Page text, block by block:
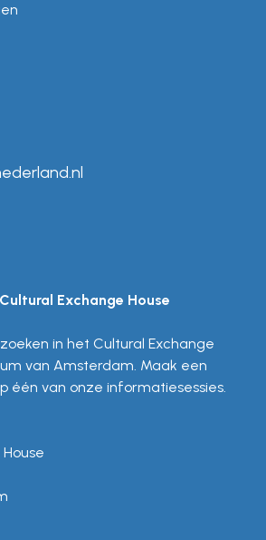
Cultural Exchange House
in het Cultural Exchange
van Amsterdam. Maak een
één van onze informatiesessies.